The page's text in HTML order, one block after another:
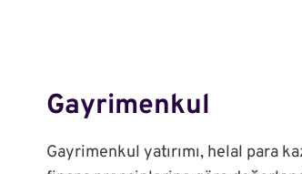
Gayrimenkul
Gayrimenkul yatırımı, helal para